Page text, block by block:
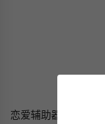
恋爱辅助器